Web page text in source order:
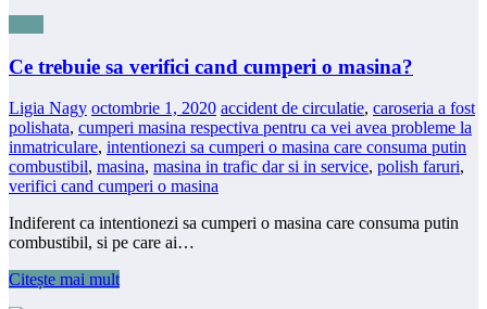
Ce trebuie sa verifici cand cumperi o masina?
Ligia Nagy octombrie 1, 2020 accident de circulatie, caroseria a fost
polishata, cumperi masina respectiva pentru ca vei avea probleme la
inmatriculare, intentionezi sa cumperi o masina care consuma putin
combustibil, masina, masina in trafic dar si in service, polish faruri,
verifici cand cumperi o masina
Indiferent ca intentionezi sa cumperi o masina care consuma putin
combustibil, si pe care ai…
Citește mai mult